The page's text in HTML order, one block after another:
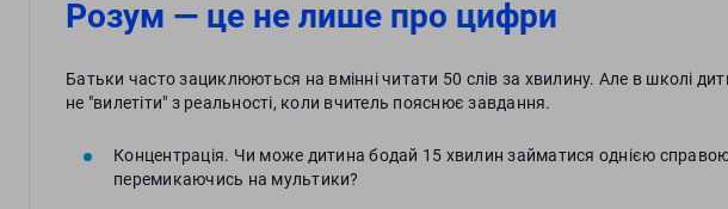
Розум — це не лише про цифри
Батьки часто зациклюються на вмінні читати 50 слів за хвилину. Але в школі
не "вилетіти" з реальності, коли вчитель пояснює завдання.
Концентрація. Чи може дитина бодай 15 хвилин займатися однією
перемикаючись на мультики?